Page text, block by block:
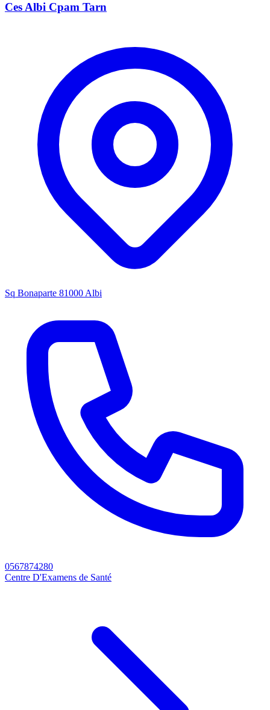
Ces Albi Cpam Tarn
Sq Bonaparte 81000 Albi
0567874280
Centre D'Examens de Santé